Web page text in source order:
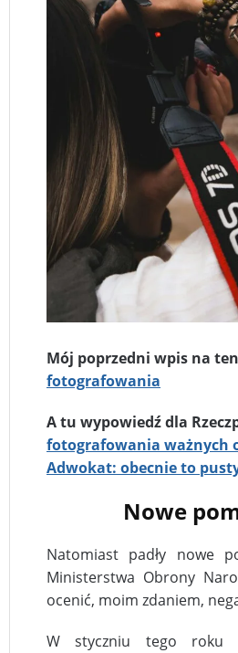
Mój poprzedni wpis na
fotografowania
A tu wypowiedź dla
fotografowania ważnych
Adwokat: obecnie to
Nowe
Natomiast padły nowe
Ministerstwa Obrony
ocenić, moim zdaniem,
W styczniu tego roku